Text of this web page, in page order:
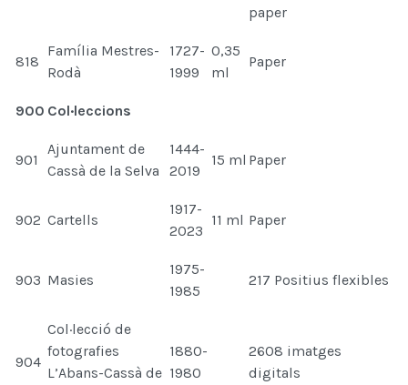
paper
818
Família Mestres-
Rodà
1727-
1999
0,35
ml
Paper
900 Col·leccions
901
Ajuntament de
Cassà de la Selva
1444-
2019
15 ml Paper
902 Cartells
1917-
2023
11 ml Paper
903 Masies
1975-
1985
217 Positius flexibles
904
Col·lecció de
fotografies
L’Abans-Cassà de
1880-
1980
2608 imatges
digitals